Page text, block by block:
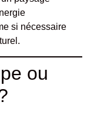
si nécessaire
ou